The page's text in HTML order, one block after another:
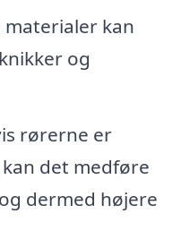
materialer kan
og
rørerne er
det medføre
dermed højere